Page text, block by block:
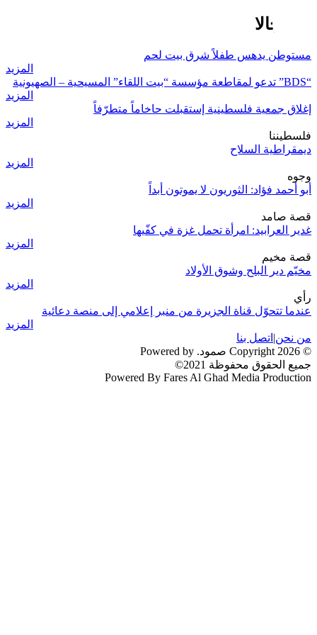
بيت جالا
مستوطن يدهس طفلاً شرق بيت لحم
المزيد
“BDS” تدعو لمقاطعة مؤسسة “بيت اللقاء” المسيحية – الصهيونية
المزيد
إغلاق جمعية فلسطينية إستقبلت حاخاماً متطرّفاً
المزيد
فلسطيننا
ديمقراطية السلاح
المزيد
وجوه
أبو أحمد فؤاد: الثوريون لا يموتون أبداً
المزيد
قصة صامد
غدير العرابيد: امرأة تحمل غزة في كفّيها
المزيد
قصة مخيم
مخيّم دير البلح وشوق الأولاد
المزيد
رأي
عندما تتحوّل قناة الجزيرة من منبر إعلامي إلى منصة دعائية
المزيد
من نحن| اتصل بنا
© 2026 Copyright صمود. Powered by
جميع الحقوق محفوظة 2021©
Powered By Fares Al Ghad Media Production